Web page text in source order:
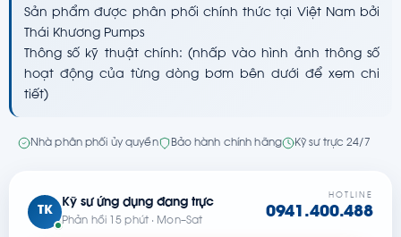
Sản phẩm được phân phối chính thức tại Việt Nam bởi
Thái Khương Pumps
Thông số kỹ thuật chính: (nhấp vào hình ảnh thông số
hoạt động của từng dòng bơm bên dưới để xem chi
tiết)
Nhà phân phối ủy quyền Bảo hành chính hãng Kỹ sư trực 24/7
TK
Kỹ sư ứng dụng đang trực
Phản hồi 15 phút · Mon–Sat
HOTLINE
0941.400.488